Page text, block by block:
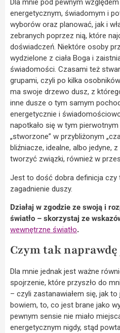
Dla mnie pod pewnym
energetycznym, świadomym i
wyborów oraz planować, jak i
zebranych poprzez nią, które
doświadczeń. Niektóre osoby
wydzielone z ciała Boga i
świadomości. Czasami też
grupami, czyli po kilka
ma swoje drzewo dusz, z
inne dusze o tym samym
energetycznie i
napotkało się w tym
„stworzone” w przybliżonym
bliźniacze, idealne, albo jedyne,
tworzyć związki, również w
Jest to dość dobra definicja czy
zagadnienie duszy.
Działaj w zgodzie ze swoją i
światło – skorzystaj ze
wewnętrzne światło.
Czym tak naprawdę
Dla mnie jednak jest ważne
spojrzenie, które przyszło do
– czyli zastanawiałem się, jak
bowiem, to, co jest brane jako
pewnym sensie nie miało
energetycznym nigdy, stąd